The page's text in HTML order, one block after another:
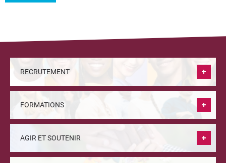
RECRUTEMENT
FORMATIONS
AGIR ET SOUTENIR